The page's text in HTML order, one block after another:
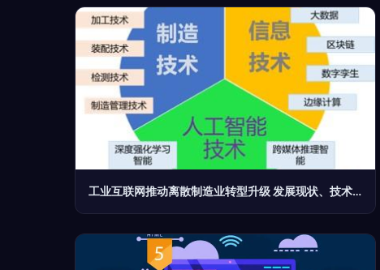
工业互联网推动离散制造业转型升级 发展现状、技术体系及挑战与网络技术设计开发路径